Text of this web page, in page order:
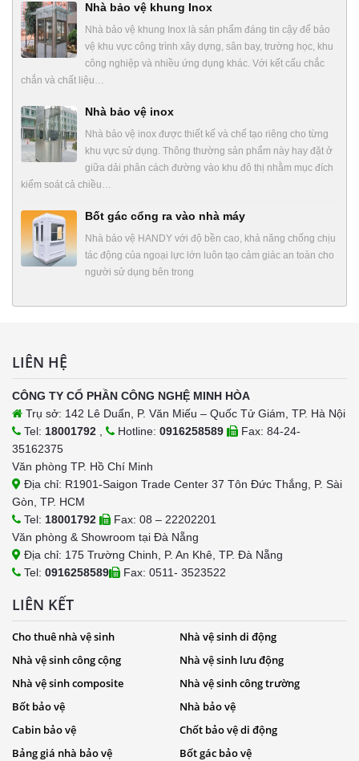
Nhà bảo vệ khung Inox
Nhà bảo vệ khung Inox là sản phẩm đáng tin cậy để bảo
vệ khu vực công trình xây dựng, sân bay, trường học, khu
công nghiệp và nhiều ứng dụng khác. Với kết cấu chắc
chắn và chất liệu…
Nhà bảo vệ inox
Nhà bảo vệ inox được thiết kế và chế tạo riêng cho từng
khu vực sử dụng. Thông thường sản phẩm này hay đặt ở
giữa dải phân cách đường vào khu đô thị nhằm mục đích
kiểm soát cả chiều…
Bốt gác cổng ra vào nhà máy
Nhà bảo vệ HANDY với độ bền cao, khả năng chống chịu
tác động của ngoại lực lớn luôn tạo cảm giác an toàn cho
người sử dụng bên trong
LIÊN HỆ
CÔNG TY CỔ PHẦN CÔNG NGHỆ MINH HÒA
Trụ sở: 142 Lê Duẩn, P. Văn Miếu – Quốc Tử Giám, TP. Hà Nội
Tel: 18001792 , Hotline: 0916258589
Fax: 84-24-
35162375
Văn phòng TP. Hồ Chí Minh
Địa chỉ: R1901-Saigon Trade Center 37 Tôn Đức Thắng, P. Sài
Gòn, TP. HCM
Tel: 18001792
Fax: 08 – 22202201
Văn phòng & Showroom tại Đà Nẵng
Địa chỉ: 175 Trường Chinh, P. An Khê, TP. Đà Nẵng
Tel: 0916258589 Fax: 0511- 3523522
LIÊN KẾT
Cho thuê nhà vệ sinh
Nhà vệ sinh di động
Nhà vệ sinh công cộng
Nhà vệ sinh lưu động
Nhà vệ sinh composite
Nhà vệ sinh công trường
Bốt bảo vệ
Nhà bảo vệ
Cabin bảo vệ
Chốt bảo vệ di động
Bảng giá nhà bảo vệ
Bốt gác bảo vệ